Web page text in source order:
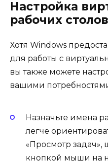
Настройка
рабочих столов
Хотя Windows
для работы с
вы также можете
вашими
Назначьте имена
легче
«Просмотр задач»,
кнопкой мыши на